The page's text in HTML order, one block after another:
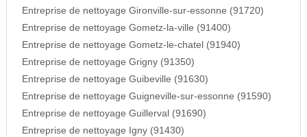
Entreprise de nettoyage Gironville-sur-essonne (91720)
Entreprise de nettoyage Gometz-la-ville (91400)
Entreprise de nettoyage Gometz-le-chatel (91940)
Entreprise de nettoyage Grigny (91350)
Entreprise de nettoyage Guibeville (91630)
Entreprise de nettoyage Guigneville-sur-essonne (91590)
Entreprise de nettoyage Guillerval (91690)
Entreprise de nettoyage Igny (91430)